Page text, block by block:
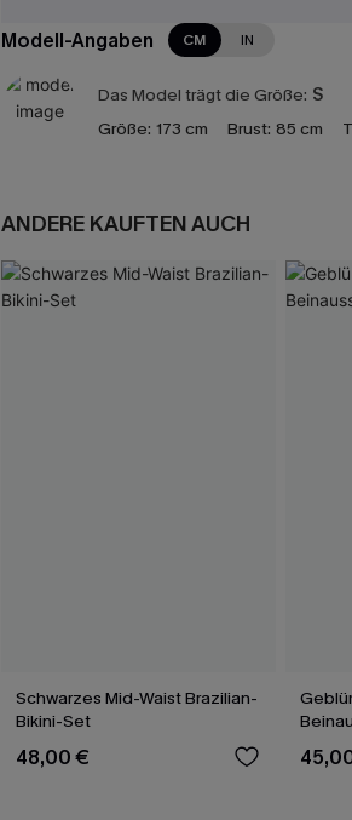
Modell-Angaben CM IN
Das Model trägt die Größe: S
Größe: 173 cm Brust: 85 cm
ANDERE KAUFTEN AUCH
Schwarzes Mid-Waist Brazilian-
Bikini-Set
48,00 €
Set